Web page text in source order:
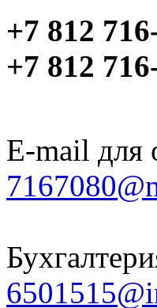
+7 812
+7 812
E-mail для